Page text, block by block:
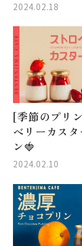
2024.02.18
[季節のプリ
ベリーカスタ
ン🍓
2024.02.10